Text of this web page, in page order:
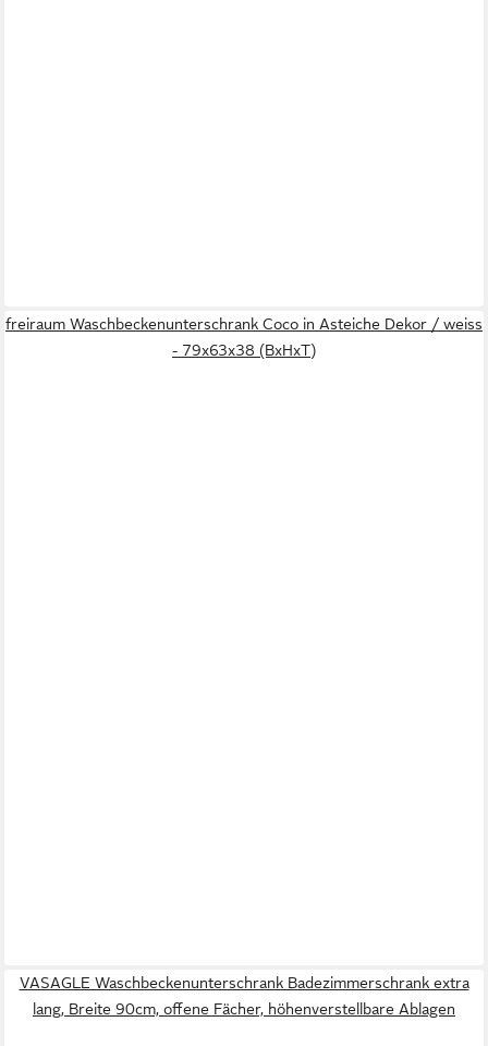
freiraum Waschbeckenunterschrank Coco in Asteiche Dekor / weiss
- 79x63x38 (BxHxT)
VASAGLE Waschbeckenunterschrank Badezimmerschrank extra
lang, Breite 90cm, offene Fächer, höhenverstellbare Ablagen